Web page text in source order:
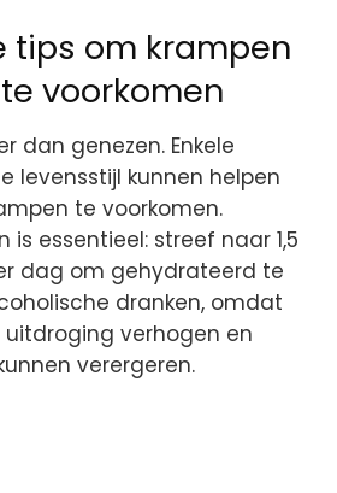
tips om krampen
voorkomen
dan genezen. Enkele
levensstijl kunnen helpen
te voorkomen.
is essentieel: streef naar 1,5
dag om gehydrateerd te
dranken, omdat
verhogen en
verergeren.